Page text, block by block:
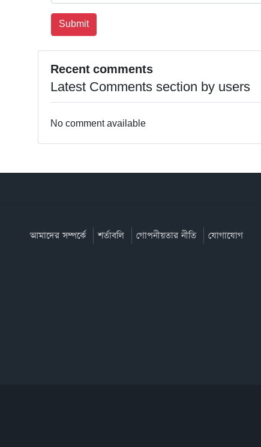
Recent comments
Latest Comments section by users
No comment available
আমাদের সম্পর্কে শর্তাবলি গোপনীয়তার নীতি যোগাযোগ